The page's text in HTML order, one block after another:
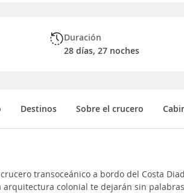
Duración
28 días, 27 noches
Destinos Sobre el crucero
transoceánico a bordo del Costa
colonial te dejarán sin